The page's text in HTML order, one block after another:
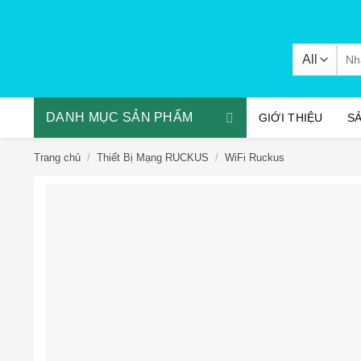
DANH MỤC SẢN PHẨM GIỚI THIỆU
Trang chủ / Thiết Bị Mạng RUCKUS / WiFi Ruckus